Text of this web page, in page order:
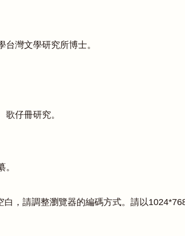
灣文學研究所博士。
仔冊研究。
，請調整瀏覽器的編碼方式。請以